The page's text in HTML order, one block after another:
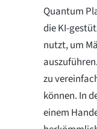
Quantum
die KI-
nutzt, um
zu
können. In
einem